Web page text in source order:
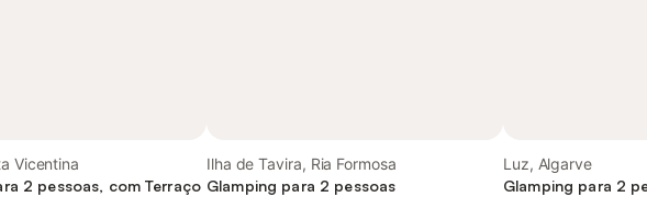
Vicentina
2 pessoas, com Terraço
Ilha de Tavira, Ria Formosa
Glamping para 2 pessoas
Luz, Algarve
Glamping para 2